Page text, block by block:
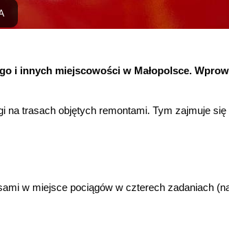
i innych miejscowości w Małopolsce.
na trasach objętych remontami. Tym zajmuje się
w miejsce pociągów w czterech zadaniach